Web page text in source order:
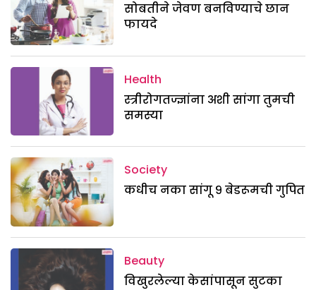
सोबतीने जेवण बनविण्याचे छान
फायदे
Health
स्त्रीरोगतज्ज्ञांना अशी सांगा तुमची
समस्या
Society
कधीच नका सांगू ९ बेडरूमची गुपित
Beauty
विखुरलेल्या केसांपासून सुटका